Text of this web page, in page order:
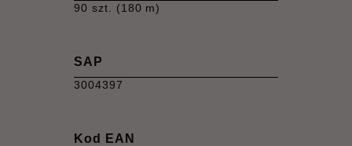
90 szt. (180 m)
SAP
3004397
Kod EAN